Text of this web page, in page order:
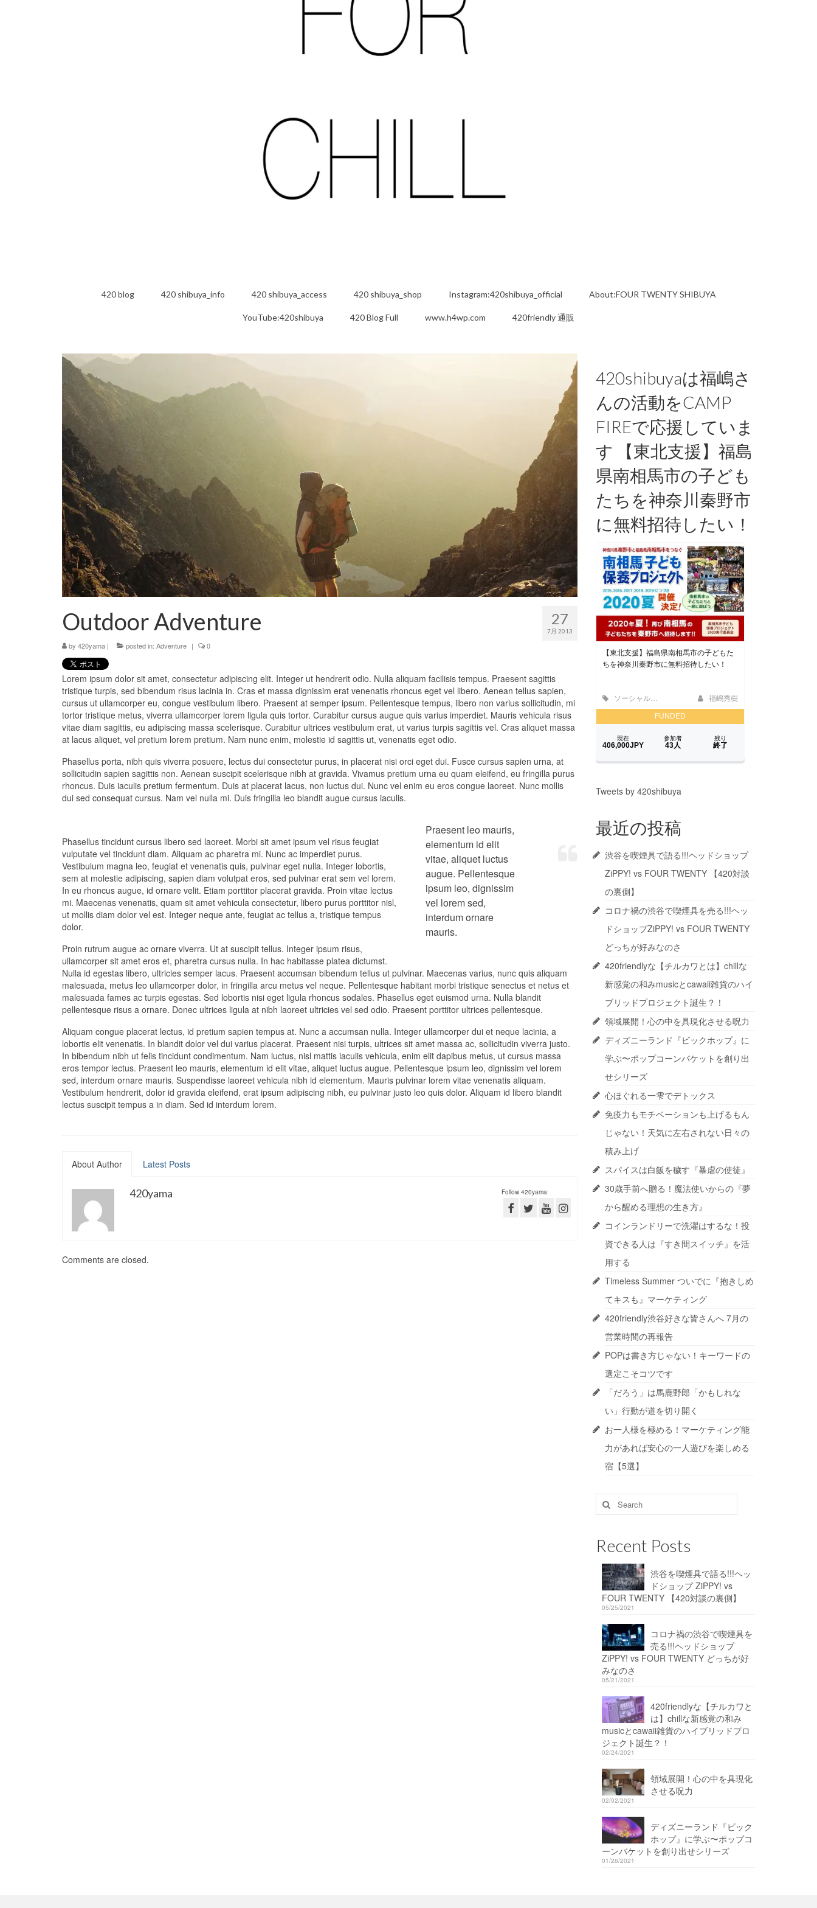
420 blog 420 shibuya_info 420 shibuya_access 420 shibuya_shop Instagram:420shibuya_official About:FOUR TWENTY SHIBUYA
YouTube:420shibuya 420 Blog Full www.h4wp.com 420friendly 通販
27
7月 2013
Outdoor Adventure
by 420yama | posted in: Adventure | 0
Lorem ipsum dolor sit amet, consectetur adipiscing elit. Integer ut hendrerit odio. Nulla aliquam facilisis tempus. Praesent sagittis
tristique turpis, sed bibendum risus lacinia in. Cras et massa dignissim erat venenatis rhoncus eget vel libero. Aenean tellus sapien,
cursus ut ullamcorper eu, congue vestibulum libero. Praesent at semper ipsum. Pellentesque tempus, libero non varius sollicitudin, mi
tortor tristique metus, viverra ullamcorper lorem ligula quis tortor. Curabitur cursus augue quis varius imperdiet. Mauris vehicula risus
vitae diam sagittis, eu adipiscing massa scelerisque. Curabitur ultrices vestibulum erat, ut varius turpis sagittis vel. Cras aliquet massa
at lacus aliquet, vel pretium lorem pretium. Nam nunc enim, molestie id sagittis ut, venenatis eget odio.
Phasellus porta, nibh quis viverra posuere, lectus dui consectetur purus, in placerat nisi orci eget dui. Fusce cursus sapien urna, at
sollicitudin sapien sagittis non. Aenean suscipit scelerisque nibh at gravida. Vivamus pretium urna eu quam eleifend, eu fringilla purus
rhoncus. Duis iaculis pretium fermentum. Duis at placerat lacus, non luctus dui. Nunc vel enim eu eros congue laoreet. Nunc mollis
dui sed consequat cursus. Nam vel nulla mi. Duis fringilla leo blandit augue cursus iaculis.
Praesent leo mauris,
elementum id elit
vitae, aliquet luctus
augue. Pellentesque
ipsum leo, dignissim
vel lorem sed,
interdum ornare
mauris.
Phasellus tincidunt cursus libero sed laoreet. Morbi sit amet ipsum vel risus feugiat
vulputate vel tincidunt diam. Aliquam ac pharetra mi. Nunc ac imperdiet purus.
Vestibulum magna leo, feugiat et venenatis quis, pulvinar eget nulla. Integer lobortis,
sem at molestie adipiscing, sapien diam volutpat eros, sed pulvinar erat sem vel lorem.
In eu rhoncus augue, id ornare velit. Etiam porttitor placerat gravida. Proin vitae lectus
mi. Maecenas venenatis, quam sit amet vehicula consectetur, libero purus porttitor nisl,
ut mollis diam dolor vel est. Integer neque ante, feugiat ac tellus a, tristique tempus
dolor.
Proin rutrum augue ac ornare viverra. Ut at suscipit tellus. Integer ipsum risus,
ullamcorper sit amet eros et, pharetra cursus nulla. In hac habitasse platea dictumst.
Nulla id egestas libero, ultricies semper lacus. Praesent accumsan bibendum tellus ut pulvinar. Maecenas varius, nunc quis aliquam
malesuada, metus leo ullamcorper dolor, in fringilla arcu metus vel neque. Pellentesque habitant morbi tristique senectus et netus et
malesuada fames ac turpis egestas. Sed lobortis nisi eget ligula rhoncus sodales. Phasellus eget euismod urna. Nulla blandit
pellentesque risus a ornare. Donec ultrices ligula at nibh laoreet ultricies vel sed odio. Praesent porttitor ultrices pellentesque.
Aliquam congue placerat lectus, id pretium sapien tempus at. Nunc a accumsan nulla. Integer ullamcorper dui et neque lacinia, a
lobortis elit venenatis. In blandit dolor vel dui varius placerat. Praesent nisi turpis, ultrices sit amet massa ac, sollicitudin viverra justo.
In bibendum nibh ut felis tincidunt condimentum. Nam luctus, nisl mattis iaculis vehicula, enim elit dapibus metus, ut cursus massa
eros tempor lectus. Praesent leo mauris, elementum id elit vitae, aliquet luctus augue. Pellentesque ipsum leo, dignissim vel lorem
sed, interdum ornare mauris. Suspendisse laoreet vehicula nibh id elementum. Mauris pulvinar lorem vitae venenatis aliquam.
Vestibulum hendrerit, dolor id gravida eleifend, erat ipsum adipiscing nibh, eu pulvinar justo leo quis dolor. Aliquam id libero blandit
lectus suscipit tempus a in diam. Sed id interdum lorem.
About Author Latest Posts
Follow 420yama:
420yama
Comments are closed.
420shibuyaは福嶋さ
んの活動をCAMP
FIREで応援していま
す 【東北支援】福島
県南相馬市の子ども
たちを神奈川秦野市
に無料招待したい！
Tweets by 420shibuya
最近の投稿
渋谷を喫煙具で語る!!!ヘッドショップ
ZiPPY! vs FOUR TWENTY 【420対談
の裏側】
コロナ禍の渋谷で喫煙具を売る!!!ヘッ
ドショップZiPPY! vs FOUR TWENTY
どっちが好みなのさ
420friendlyな【チルカワとは】chillな
新感覚の和みmusicとcawaii雑貨のハイ
ブリッドプロジェクト誕生？！
領域展開！心の中を具現化させる呪力
ディズニーランド『ビックホップ』に
学ぶ〜ポップコーンバケットを創り出
せシリーズ
心ほぐれる一雫でデトックス
免疫力もモチベーションも上げるもん
じゃない！天気に左右されない日々の
積み上げ
スパイスは白飯を穢す『暴虐の使徒』
30歳手前へ贈る！魔法使いからの『夢
から醒める理想の生き方』
コインランドリーで洗濯はするな！投
資できる人は『すき間スイッチ』を活
用する
Timeless Summer ついでに『抱きしめ
てキスも』マーケティング
420friendly渋谷好きな皆さんへ 7月の
営業時間の再報告
POPは書き方じゃない！キーワードの
選定こそコツです
「だろう」は馬鹿野郎「かもしれな
い」行動が道を切り開く
お一人様を極める！マーケティング能
力があれば安心の一人遊びを楽しめる
宿【5選】
Search
for:
Recent Posts
渋谷を喫煙具で語る!!!ヘッ
ドショップ ZiPPY! vs
FOUR TWENTY 【420対談の裏側】
05/25/2021
コロナ禍の渋谷で喫煙具を
売る!!!ヘッドショップ
ZiPPY! vs FOUR TWENTY どっちが好
みなのさ
05/21/2021
420friendlyな【チルカワと
は】chillな新感覚の和み
musicとcawaii雑貨のハイブリッドプロ
ジェクト誕生？！
02/24/2021
領域展開！心の中を具現化
させる呪力
02/02/2021
ディズニーランド『ビック
ホップ』に学ぶ〜ポップコ
ーンバケットを創り出せシリーズ
01/26/2021